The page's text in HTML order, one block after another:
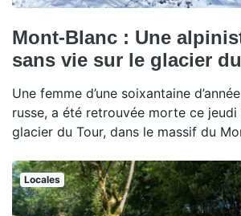
Mont-Blanc : Une
sans vie sur le glacier
Une femme d’une soixantaine
russe, a été retrouvée morte ce
glacier du Tour, dans le massif du
Locales